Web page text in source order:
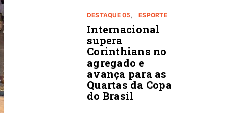
DESTAQUE 05 ESPORTE
Internacional
supera
Corinthians no
agregado e
avança para as
Quartas da Copa
do Brasil